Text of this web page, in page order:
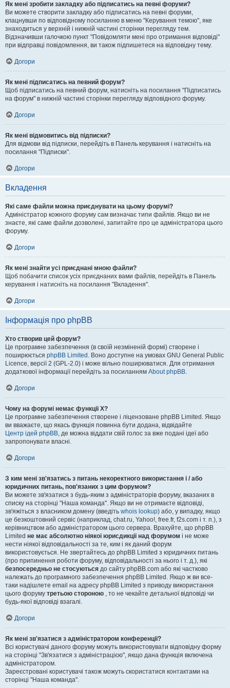
Як мені зробити закладку або підписатись на певні форуми?
Ви можете створити закладку або підписатись на певні форуми,
клацнувши по відповідному посиланню в меню "Керування темою", яке
знаходиться у верхній і нижній частині сторінки перегляду тем.
Відзначивши галочкою пункт "Повідомляти мені про отримання відповіді"
при відправці повідомлення, ви також підпишетеся на відповідну тему.
Догори
Як мені підписатись на певний форум?
Щоб підписатись на певний форум, натисніть на посилання "Підписатись
на форум" в нижній частині сторінки перегляду відповідного форуму.
Догори
Як мені відмовитись від підписки?
Для відмови від підписки, перейдіть в Панель керування і натисніть на
посилання "Підписки".
Догори
Вкладення
Які саме файли можна приєднувати на цьому форумі?
Адміністратор кожного форуму сам визначає типи файлів. Якщо ви не
знаєте, які саме файли дозволені, запитайте про це адміністратора цього
форуму.
Догори
Як мені знайти усі приєднані мною файли?
Щоб побачити список усіх приєднаних вами файлів, перейдіть в Панель
керування і натисніть на посилання "Вкладення".
Догори
Інформація про phpBB
Хто створив цей форум?
Це програмне забезпечення (в своїй незміненій формі) створене і
поширюється phpBB Limited . Воно доступне на умовах GNU General Public
Licence, версії 2 (GPL-2.0) і може вільно поширюватися. Для отримання
додаткової інформації перейдіть за посиланням About phpBB.
Догори
Чому на форумі немає функції X?
Це програмне забезпечення створене і ліцензоване phpBB Limited. Якщо
ви вважаєте, що якась функція повинна бути додана, відвідайте
Центр ідей phpBB, де можна віддати свій голос за вже подані ідеї або
запропонувати власні.
Догори
З ким мені зв'язатись з питань некоректного використання і / або
юридичних питань, пов'язаних з цим форумом?
Ви можете зв'язатися з будь-яким з адміністраторів форуму, вказаних в
списку на сторінці "Наша команда". Якщо ви не отримаєте відповіді,
зв'яжіться з власником домену (введіть whois lookup) або, у випадку, якщо
це безкоштовний сервіс (наприклад, chat.ru, Yahoo!, free.fr, f2s.com і т. п.), з
керівництвом або адміністратором цього сервера. Врахуйте, що phpBB
Limited не має абсолютно ніякої юрисдикції над форумом і не може
нести ніякої відповідальності за те, ким і як даний форум
використовується. Не звертайтесь до phpBB Limited з юридичних питань
(про припинення роботи форуму, відповідальності за нього і т. д.), які
безпосередньо не стосуються до сайту phpBB.com або які частково
належать до програмного забезпечення phpBB Limited. Якщо ж ви все-
таки надішлете email на адресу phpBB Limited з приводу використання
цього форуму третьою стороною , то не чекайте детальної відповіді чи
будь-якої відповіді взагалі.
Догори
Як мені зв'язатися з адміністратором конференції?
Всі користувачі даного форуму можуть використовувати відповідну форму
на сторінці "Зв'язатися з адміністрацією", якщо дана функція включена
адміністратором.
Зареєстровані користувачі також можуть скористатися контактами на
сторінці "Наша команда".